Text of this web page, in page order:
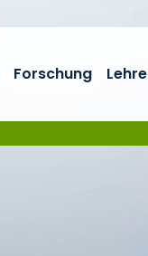
Forschung Lehre